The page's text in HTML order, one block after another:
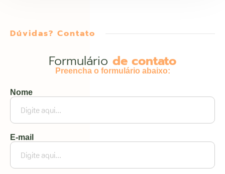
Dúvidas? Contato
Formulário de contato
Preencha o formulário abaixo:
Nome
E-mail